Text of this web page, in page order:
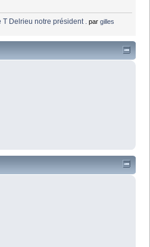
T Delrieu notre président . pargilles